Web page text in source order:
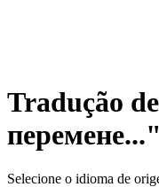
Tradução
Selecione o idioma de